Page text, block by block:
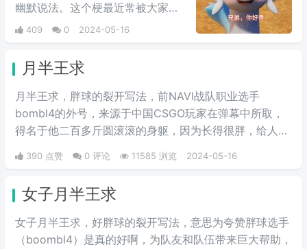
幽默说法。这个梗最近常被大家用
来表达同性之间的爱慕之情/或者单
纯跟风玩梗。最初来自qq用户云溪
在qq空间上发布的一些两位男人深
初具雏形。而后来随着chikawa的
流行，有网友开始给chikawa配上
这类文字，两者融合后意外爆火，
表情包泛滥，传播得到处都是。
409 0 2024-05-16
月半王求
月半王求，胖球的裂开写法，前NAVI战队职业选手
bombl4的外号，来源于中国CSGO玩家在弹幕中所取，
得名于他二百多斤圆滚滚的身躯，因为长得很胖，给人圆
390 点赞 0 评论 11585 浏览 2024-05-16
女子月半王求
女子月半王求，好胖球的裂开写法，意思为夸赞胖球选手
（boombl4）是真的好啊，为队友和队伍带来巨大帮助，